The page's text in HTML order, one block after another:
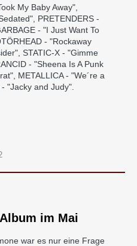
My Baby Away",
PRETENDERS -
- "I Just Want To
- "Rockaway
STATIC-X - "Gimme
- "Sheena Is A Punk
METALLICA - "We´re a
"Jacky and Judy".
im Mai
war es nur eine Frage